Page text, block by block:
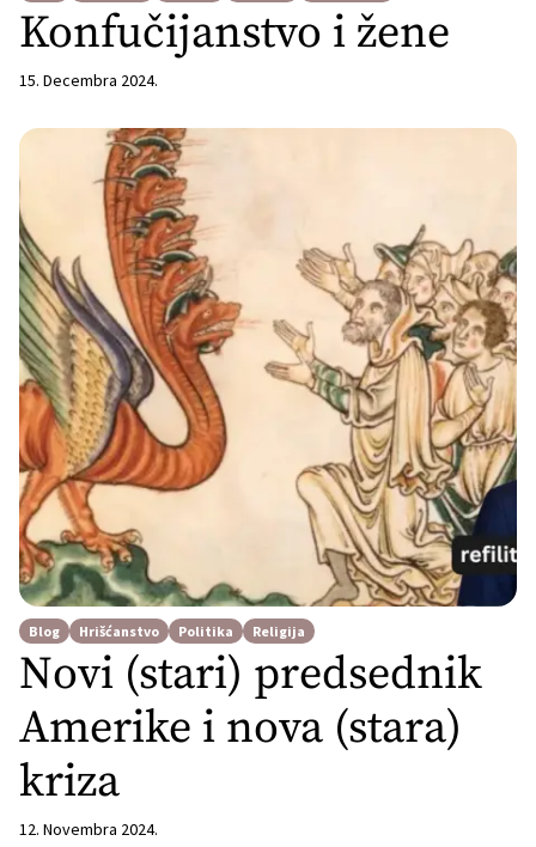
Konfučijanstvo i žene
15. Decembra 2024.
Blog Hrišćanstvo Politika Religija
Novi (stari) predsednik
Amerike i nova (stara)
kriza
12. Novembra 2024.